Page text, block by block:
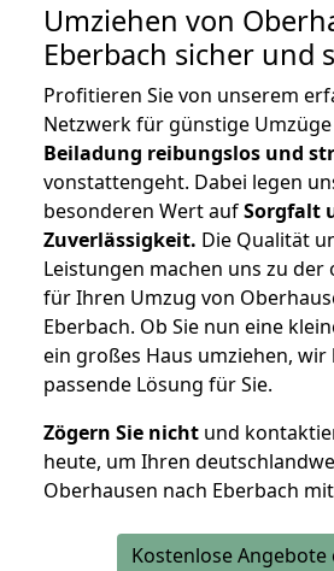
Umziehen von
Eberbach sicher und
Profitieren Sie von unserem
Netzwerk für günstige
Beiladung reibungslos und
vonstattengeht. Dabei legen
besonderen Wert aufSorgfalt
Zuverlässigkeit. Die Qualität
Leistungen machen uns zu der
für Ihren Umzug von
Eberbach. Ob Sie nun eine
ein großes Haus umziehen, wir
passende Lösung für Sie.
Zögern Sie nicht und
heute, um Ihren
Oberhausen nach Eberbach
Kostenlose Angebote